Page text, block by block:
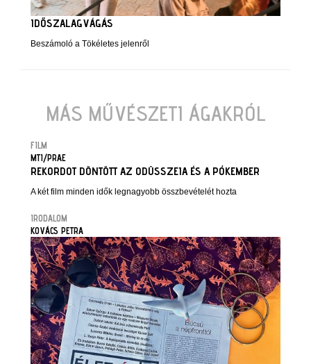
IDŐSZALAGVÁGÁS
Beszámoló a Tökéletes jelenről
MÁS MŰVÉSZETI ÁGAKRÓL
FILM
MTI/PRAE
REKORDOT DÖNTÖTT AZ ODÜSSZEIA ÉS A PÓKEMBER
A két film minden idők legnagyobb összbevételét hozta
IRODALOM
KOVÁCS PETRA